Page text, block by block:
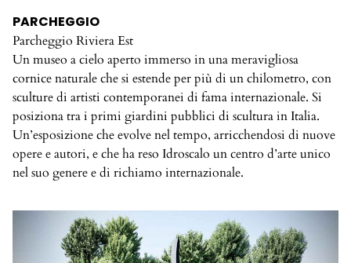
PARCHEGGIO
Parcheggio Riviera Est
Un museo a cielo aperto immerso in una meravigliosa
cornice naturale che si estende per più di un chilometro, con
sculture di artisti contemporanei di fama internazionale. Si
posiziona tra i primi giardini pubblici di scultura in Italia.
Un’esposizione che evolve nel tempo, arricchendosi di nuove
opere e autori, e che ha reso Idroscalo un centro d’arte unico
nel suo genere e di richiamo internazionale.